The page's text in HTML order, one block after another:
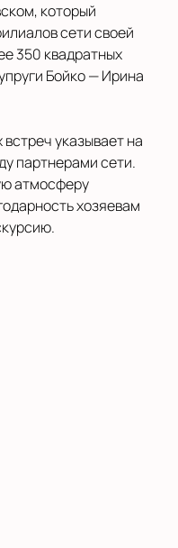
который
сети своей
350 квадратных
Бойко — Ирина
указывает на
партнерами сети.
атмосферу
хозяевам